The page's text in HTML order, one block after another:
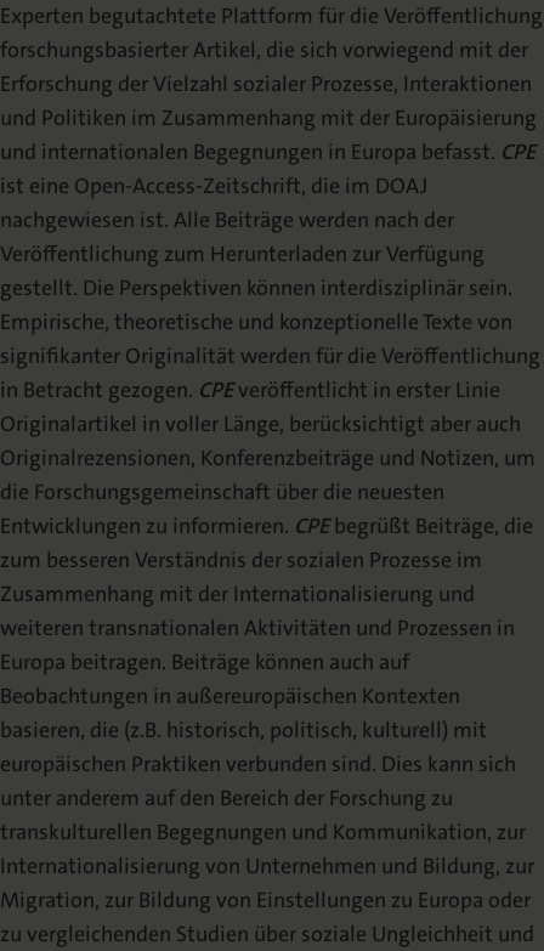
Herausgeber:innen
Beirat
Internationaler Beirat
Redaktion
Sonderbände
Erscheinungshinweis
(TOC-Alert)
VERÖFFENTLICHEN
Call For Papers
Autorenhinweise
Templates
Hinweise für Gastherausgeber
Manuskripteinreichungen
Zusatzmaterial
Open Access-Politik
Abstracting & Indexing
Publikationsethik
Experten begutachtete Plattform für die Veröffentlichung
forschungsbasierter Artikel, die sich vorwiegend mit der
Erforschung der Vielzahl sozialer Prozesse, Interaktionen
und Politiken im Zusammenhang mit der Europäisierung
und internationalen Begegnungen in Europa befasst. CPE
ist eine Open-Access-Zeitschrift, die im DOAJ
nachgewiesen ist. Alle Beiträge werden nach der
Veröffentlichung zum Herunterladen zur Verfügung
gestellt. Die Perspektiven können interdisziplinär sein.
Empirische, theoretische und konzeptionelle Texte von
signifikanter Originalität werden für die Veröffentlichung
in Betracht gezogen. CPEveröffentlicht in erster Linie
Originalartikel in voller Länge, berücksichtigt aber auch
Originalrezensionen, Konferenzbeiträge und Notizen, um
die Forschungsgemeinschaft über die neuesten
Entwicklungen zu informieren. CPEbegrüßt Beiträge, die
zum besseren Verständnis der sozialen Prozesse im
Zusammenhang mit der Internationalisierung und
weiteren transnationalen Aktivitäten und Prozessen in
Europa beitragen. Beiträge können auch auf
Beobachtungen in außereuropäischen Kontexten
basieren, die (z.B. historisch, politisch, kulturell) mit
europäischen Praktiken verbunden sind. Dies kann sich
unter anderem auf den Bereich der Forschung zu
transkulturellen Begegnungen und Kommunikation, zur
Internationalisierung von Unternehmen und Bildung, zur
Migration, zur Bildung von Einstellungen zu Europa oder
zu vergleichenden Studien über soziale Ungleichheit und